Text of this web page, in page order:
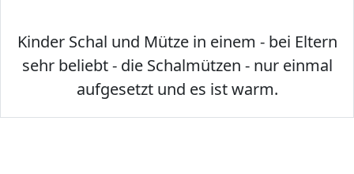
Kinder Schal und Mütze in einem - bei Eltern
sehr beliebt - die Schalmützen - nur einmal
aufgesetzt und es ist warm.